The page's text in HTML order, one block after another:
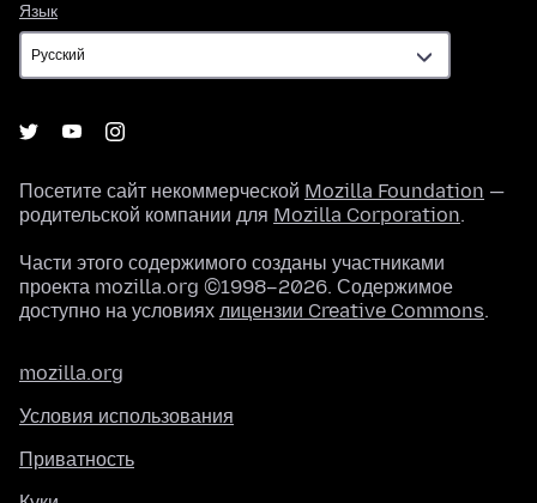
Язык
Посетите сайт некоммерческой Mozilla Foundation —
родительской компании для Mozilla Corporation.
Части этого содержимого созданы участниками
проекта mozilla.org ©1998–2026. Содержимое
доступно на условиях лицензии Creative Commons.
mozilla.org
Условия использования
Приватность